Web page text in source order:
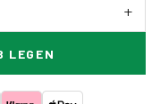
LEGEN